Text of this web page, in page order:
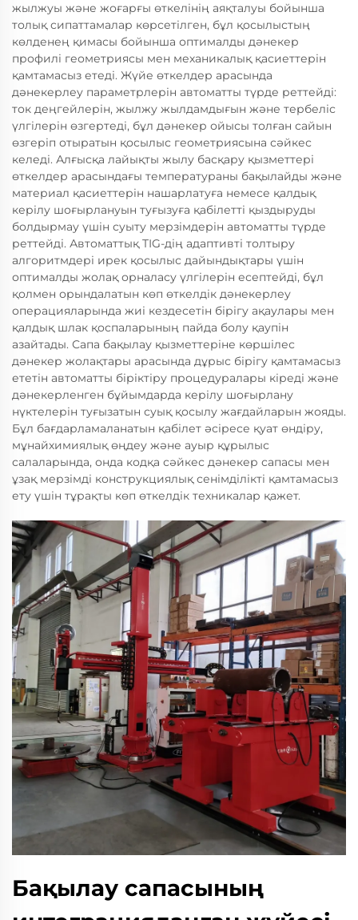
жылжуы және жоғарғы өткелінің аяқталуы бойынша
толық сипаттамалар көрсетілген, бұл қосылыстың
көлденең қимасы бойынша оптималды дәнекер
профилі геометриясы мен механикалық қасиеттерін
қамтамасыз етеді. Жүйе өткелдер арасында
дәнекерлеу параметрлерін автоматты түрде реттейді:
ток деңгейлерін, жылжу жылдамдығын және тербеліс
үлгілерін өзгертеді, бұл дәнекер ойысы толған сайын
өзгеріп отыратын қосылыс геометриясына сәйкес
келеді. Алғысқа лайықты жылу басқару қызметтері
өткелдер арасындағы температураны бақылайды және
материал қасиеттерін нашарлатуға немесе қалдық
керілу шоғырлануын туғызуға қабілетті қыздыруды
болдырмау үшін суыту мерзімдерін автоматты түрде
реттейді. Автоматтық TIG-дің адаптивті толтыру
алгоритмдері ирек қосылыс дайындықтары үшін
оптималды жолақ орналасу үлгілерін есептейді, бұл
қолмен орындалатын көп өткелдік дәнекерлеу
операцияларында жиі кездесетін бірігу ақаулары мен
қалдық шлак қоспаларының пайда болу қаупін
азайтады. Сапа бақылау қызметтеріне көршілес
дәнекер жолақтары арасында дұрыс бірігу қамтамасыз
ететін автоматты біріктіру процедуралары кіреді және
дәнекерленген бұйымдарда керілу шоғырлану
нүктелерін туғызатын суық қосылу жағдайларын жояды.
Бұл бағдарламаланатын қабілет әсіресе қуат өндіру,
мұнайхимиялық өңдеу және ауыр құрылыс
салаларында, онда кодқа сәйкес дәнекер сапасы мен
ұзақ мерзімді конструкциялық сенімділікті қамтамасыз
ету үшін тұрақты көп өткелдік техникалар қажет.
Бақылау сапасының